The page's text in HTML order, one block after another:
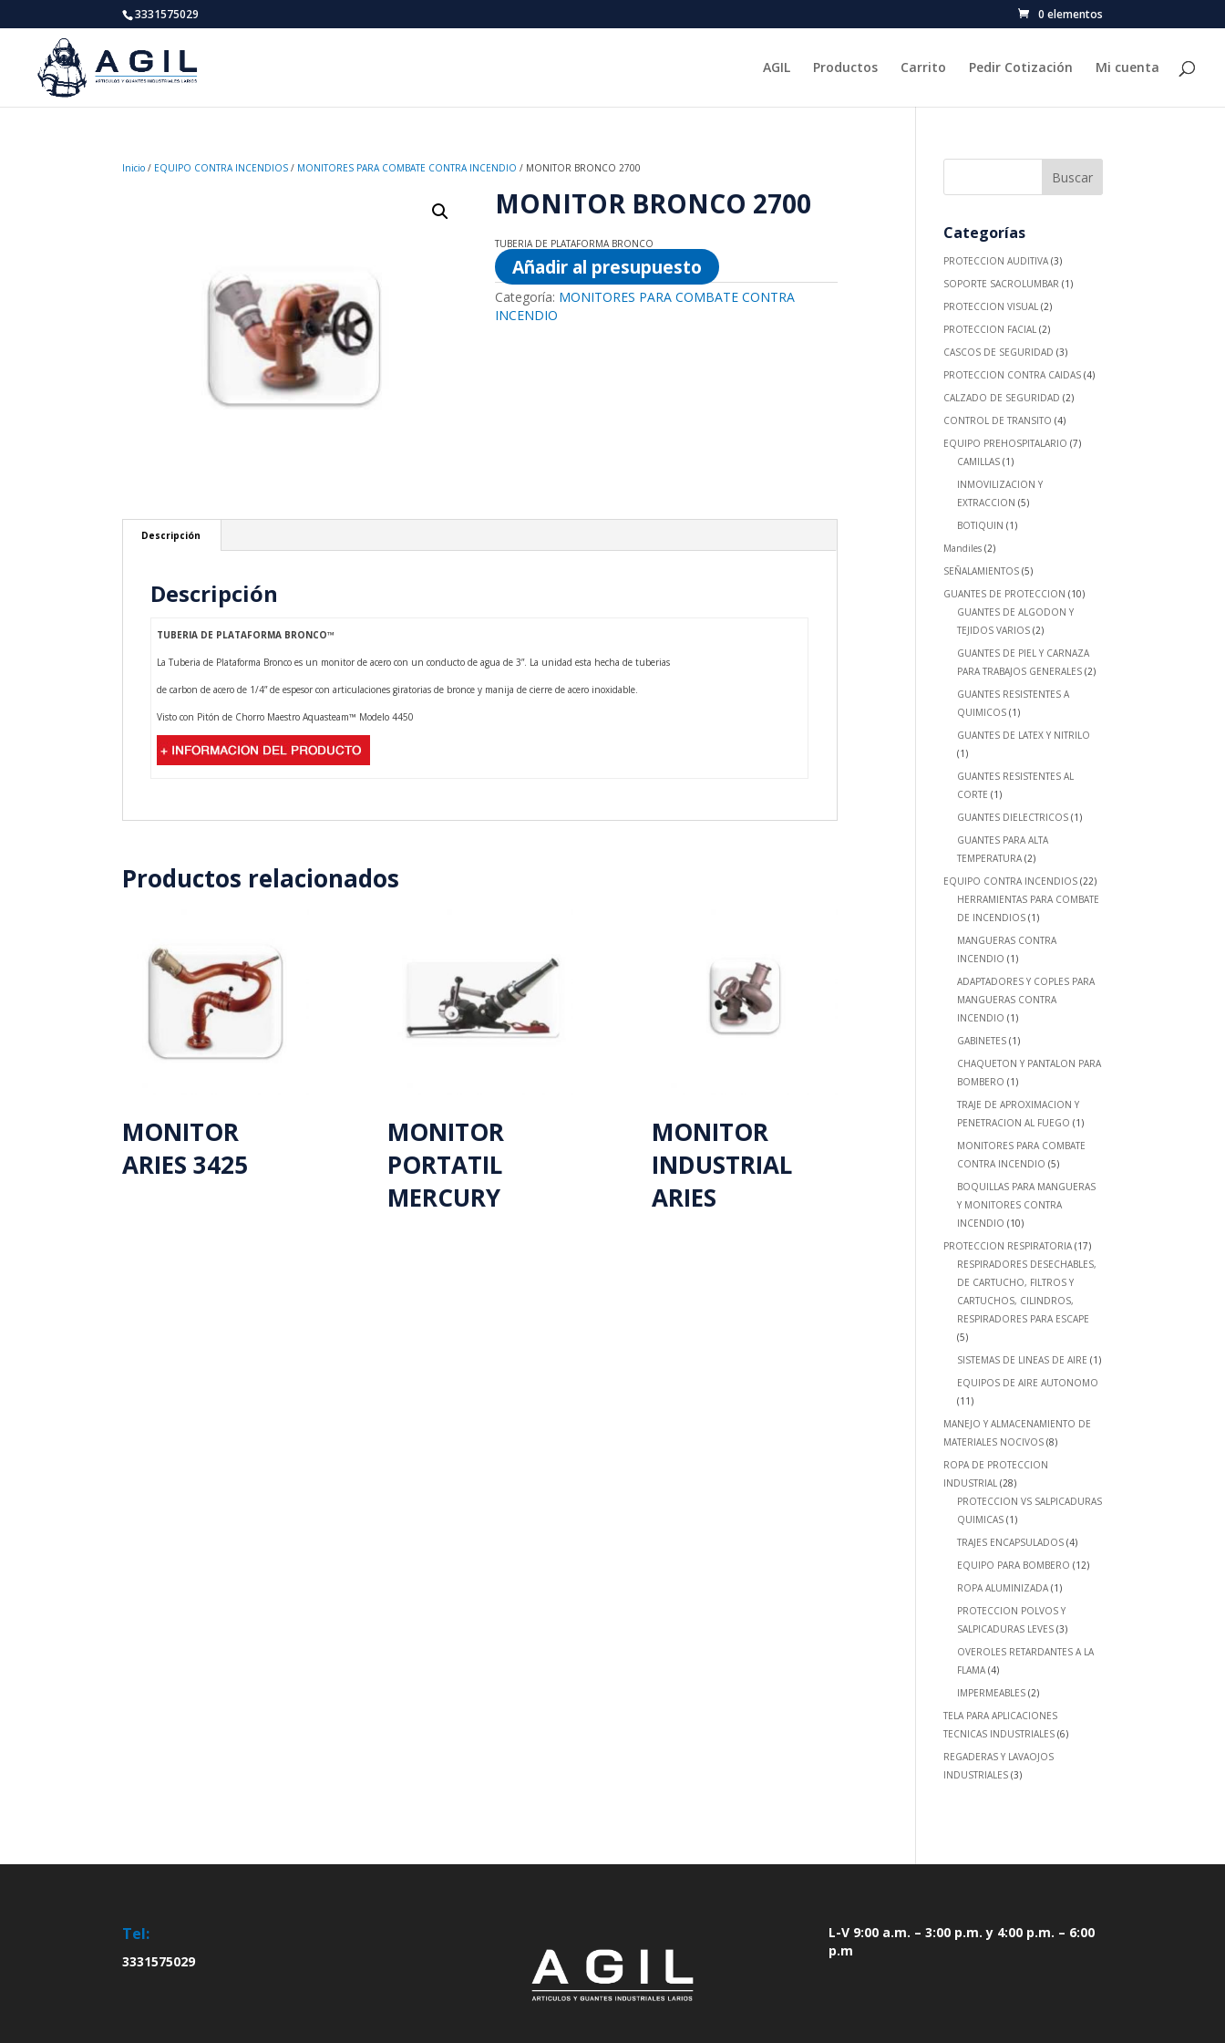
3331575029 0 elementos
AGIL Productos Carrito Pedir Cotización Mi cuenta
Inicio / EQUIPO CONTRA INCENDIOS / MONITORES PARA COMBATE CONTRA INCENDIO / MONITOR BRONCO 2700
MONITOR BRONCO 2700
TUBERIA DE PLATAFORMA BRONCO
Añadir al presupuesto
Categoría: MONITORES PARA COMBATE CONTRA
INCENDIO
Descripción
Descripción
TUBERIA DE PLATAFORMA BRONCO™
La Tuberia de Plataforma Bronco es un monitor de acero con un conducto de agua de 3”. La unidad esta hecha de tuberias
de carbon de acero de 1/4” de espesor con articulaciones giratorias de bronce y manija de cierre de acero inoxidable.
Visto con Pitón de Chorro Maestro Aquasteam™ Modelo 4450
Productos relacionados
MONITOR
ARIES 3425
MONITOR
PORTATIL
MERCURY
MONITOR
INDUSTRIAL
ARIES
Categorías
PROTECCION AUDITIVA (3)
SOPORTE SACROLUMBAR (1)
PROTECCION VISUAL (2)
PROTECCION FACIAL (2)
CASCOS DE SEGURIDAD (3)
PROTECCION CONTRA CAIDAS (4)
CALZADO DE SEGURIDAD (2)
CONTROL DE TRANSITO (4)
EQUIPO PREHOSPITALARIO (7)
CAMILLAS (1)
INMOVILIZACION Y
EXTRACCION (5)
BOTIQUIN (1)
Mandiles (2)
SEÑALAMIENTOS (5)
GUANTES DE PROTECCION (10)
GUANTES DE ALGODON Y
TEJIDOS VARIOS (2)
GUANTES DE PIEL Y CARNAZA
PARA TRABAJOS GENERALES (2)
GUANTES RESISTENTES A
QUIMICOS (1)
GUANTES DE LATEX Y NITRILO
(1)
GUANTES RESISTENTES AL
CORTE (1)
GUANTES DIELECTRICOS (1)
GUANTES PARA ALTA
TEMPERATURA (2)
EQUIPO CONTRA INCENDIOS (22)
HERRAMIENTAS PARA COMBATE
DE INCENDIOS (1)
MANGUERAS CONTRA
INCENDIO (1)
ADAPTADORES Y COPLES PARA
MANGUERAS CONTRA
INCENDIO (1)
GABINETES (1)
CHAQUETON Y PANTALON PARA
BOMBERO (1)
TRAJE DE APROXIMACION Y
PENETRACION AL FUEGO (1)
MONITORES PARA COMBATE
CONTRA INCENDIO (5)
BOQUILLAS PARA MANGUERAS
Y MONITORES CONTRA
INCENDIO (10)
PROTECCION RESPIRATORIA (17)
RESPIRADORES DESECHABLES,
DE CARTUCHO, FILTROS Y
CARTUCHOS, CILINDROS,
RESPIRADORES PARA ESCAPE
(5)
SISTEMAS DE LINEAS DE AIRE (1)
EQUIPOS DE AIRE AUTONOMO
(11)
MANEJO Y ALMACENAMIENTO DE
MATERIALES NOCIVOS (8)
ROPA DE PROTECCION
INDUSTRIAL (28)
PROTECCION VS SALPICADURAS
QUIMICAS (1)
TRAJES ENCAPSULADOS (4)
EQUIPO PARA BOMBERO (12)
ROPA ALUMINIZADA (1)
PROTECCION POLVOS Y
SALPICADURAS LEVES (3)
OVEROLES RETARDANTES A LA
FLAMA (4)
IMPERMEABLES (2)
TELA PARA APLICACIONES
TECNICAS INDUSTRIALES (6)
REGADERAS Y LAVAOJOS
INDUSTRIALES (3)
Tel:
3331575029
L-V 9:00 a.m. – 3:00 p.m. y 4:00 p.m. – 6:00
p.m